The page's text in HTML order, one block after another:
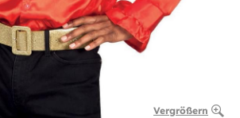
Vergrößern